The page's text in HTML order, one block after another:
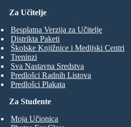
Za Studente
Moja Učionica
Za Učitelje
Besplatna Verzija za Učitelje
Distrikta Paketi
Školske Knjižnice i Medijski Centri
Treninzi
Sva Nastavna Sredstva
Predlošci Radnih Listova
Predlošci Plakata